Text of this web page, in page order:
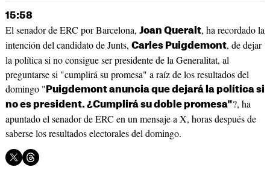
15:58
El senador de ERC por Barcelona, Joan Queralt, ha recordado la
intención del candidato de Junts, Carles Puigdemont, de dejar
la política si no consigue ser presidente de la Generalitat, al
preguntarse si "cumplirá su promesa" a raíz de los resultados del
domingo " Puigdemont anuncia que dejará la política si
no es president. ¿Cumplirá su doble promesa"?, ha
apuntado el senador de ERC en un mensaje a X, horas después de
saberse los resultados electorales del domingo.